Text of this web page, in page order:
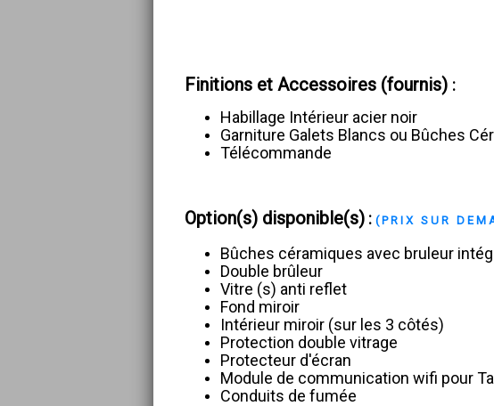
Finitions et Accessoires (fournis) :
Habillage Intérieur acier noir
Garniture Galets Blancs ou Bûches
Télécommande
Option(s) disponible(s) : (PRIX SUR
Bûches céramiques avec bruleur
Double brûleur
Vitre (s) anti reflet
Fond miroir
Intérieur miroir (sur les 3 côtés)
Protection double vitrage
Protecteur d'écran
Module de communication wifi pour
Conduits de fumée